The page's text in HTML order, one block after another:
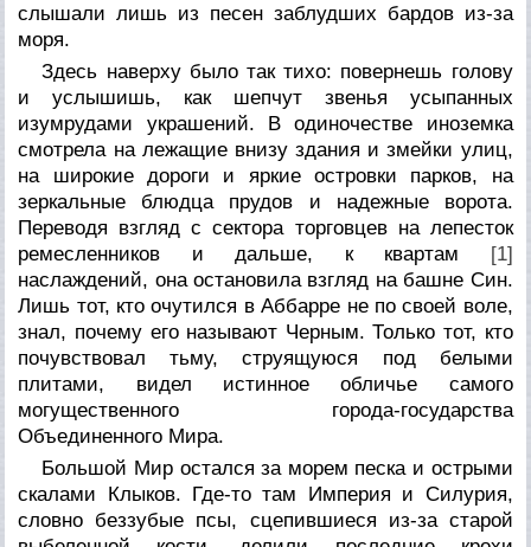
слышали лишь из песен заблудших бардов из-за
моря.
Здесь наверху было так тихо: повернешь голову
и услышишь, как шепчут звенья усыпанных
изумрудами украшений. В одиночестве иноземка
смотрела на лежащие внизу здания и змейки улиц,
на широкие дороги и яркие островки парков, на
зеркальные блюдца прудов и надежные ворота.
Переводя взгляд с сектора торговцев на лепесток
ремесленников и дальше, к квартам [1]
наслаждений, она остановила взгляд на башне Син.
Лишь тот, кто очутился в Аббарре не по своей воле,
знал, почему его называют Черным. Только тот, кто
почувствовал тьму, струящуюся под белыми
плитами, видел истинное обличье самого
могущественного города-государства
Объединенного Мира.
Большой Мир остался за морем песка и острыми
скалами Клыков. Где-то там Империя и Силурия,
словно беззубые псы, сцепившиеся из-за старой